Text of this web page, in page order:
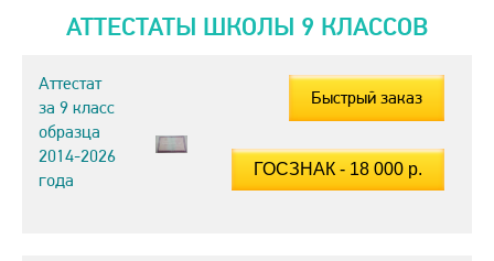
АТТЕСТАТЫ ШКОЛЫ 9 КЛАССОВ
Аттестат
за 9 класс
образца
2014-2026
года
Быстрый заказ